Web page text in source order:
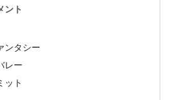
ント
ンタシー
レー
ット